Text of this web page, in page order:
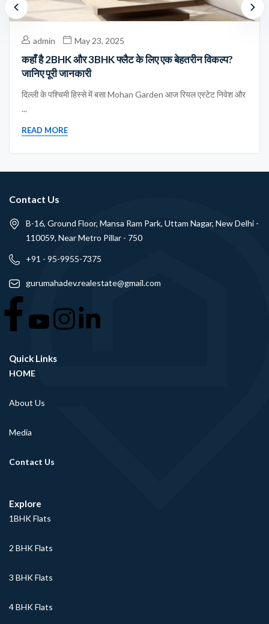
admin May 23, 2025
कहाँ है 2BHK और 3BHK फ्लैट के लिए एक बेहतरीन विकल्प?
जानिए पूरी जानकारी
दिल्ली के पश्चिमी हिस्से में बसा Mohan Garden आज रियल एस्टेट निवेश और
...
READ MORE
Contact Us
B-16, Ground Floor, Mansa Ram Park, Uttam Nagar, New Delhi -
110059, Near Metro Pillar - 750
+91 - 95-9955-7375
gurumahadev.realestate@gmail.com
Quick Links
HOME
About Us
Media
Contact Us
Explore
1BHK Flats
2 BHK Flats
3 BHK Flats
4 BHK Flats